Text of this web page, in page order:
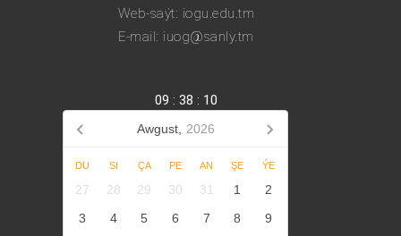
Web-saýt: iogu.edu.tm
E-mail: iuog@sanly.tm
09 : 38 : 11
Awgust, 2026
DU SI ÇA PE AN ŞE ÝE
27 28 29 30 31 1
2
3
4 5 6 7 8 9